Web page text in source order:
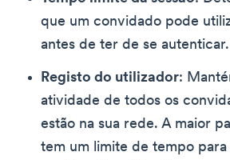
que um convidado pode
antes de ter de se autenticar.
Registo do utilizador:
atividade de todos os
estão na sua rede. A maior
tem um limite de tempo para